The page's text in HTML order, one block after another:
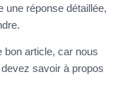
une réponse détaillée,
bon article, car nous
savoir à propos